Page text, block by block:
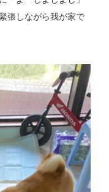
張しながら我が家で